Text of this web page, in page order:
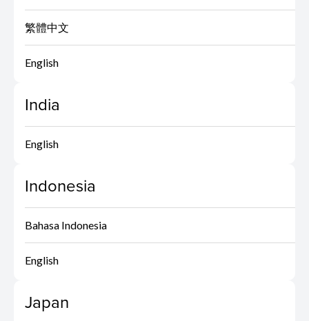
繁體中文
English
India
English
Indonesia
Bahasa Indonesia
English
Japan